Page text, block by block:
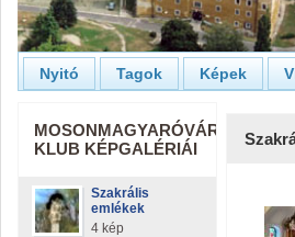
Nyitó Tagok Képek
MOSONMAGYARÓVÁR
KLUB KÉPGALÉRIÁI
Szakrális
emlékek
4 kép